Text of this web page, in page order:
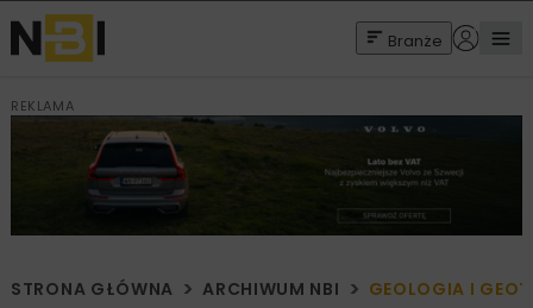
Branże
REKLAMA
STRONA GŁÓWNA ARCHIWUM NBI GEOLOGIA I